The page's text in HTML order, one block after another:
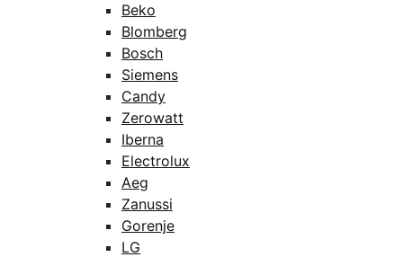
Beko
Blomberg
Bosch
Siemens
Candy
Zerowatt
Iberna
Electrolux
Aeg
Zanussi
Gorenje
LG